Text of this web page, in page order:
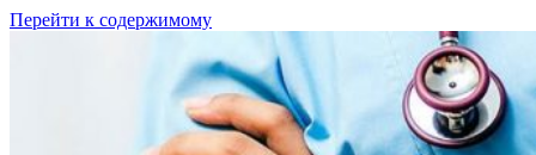
Перейти к содержимому